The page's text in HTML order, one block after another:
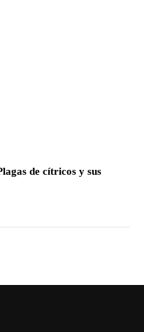
de cítricos y sus